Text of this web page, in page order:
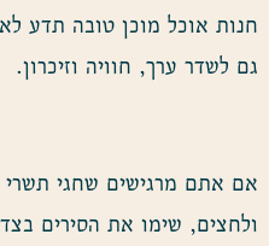
חנות אוכל מוכן טובה תדע
גם לשדר ערך, חוויה וזיכרון.
אם אתם מרגישים שחגי תשרי
ולחצים, שימו את הסירים